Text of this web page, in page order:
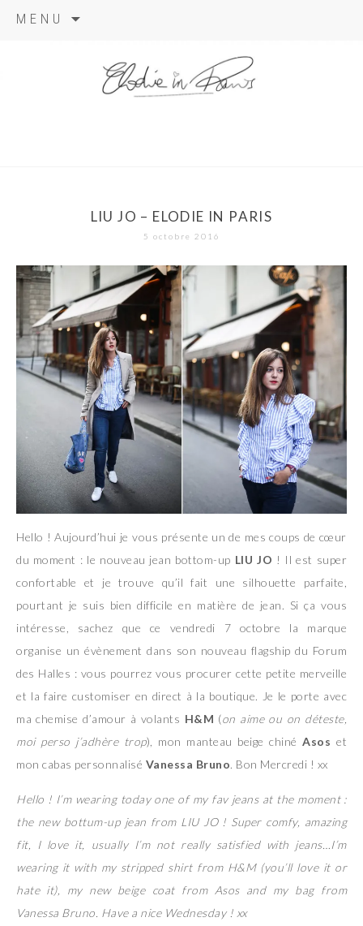
MENU
LIU JO – ELODIE IN PARIS
5 octobre 2016
Hello ! Aujourd’hui je vous présente un de mes coups de cœur
du moment : le nouveau jean bottom-up LIU JO ! Il est super
confortable et je trouve qu’il fait une silhouette parfaite,
pourtant je suis bien difficile en matière de jean. Si ça vous
intéresse, sachez que ce vendredi 7 octobre la marque
organise un évènement dans son nouveau flagship du Forum
des Halles : vous pourrez vous procurer cette petite merveille
et la faire customiser en direct à la boutique. Je le porte avec
ma chemise d’amour à volants H&M (on aime ou on déteste,
moi perso j’adhère trop), mon manteau beige chinéAsos et
mon cabas personnalisé Vanessa Bruno. Bon Mercredi ! xx
Hello ! I’m wearing today one of my fav jeans at the moment :
the new bottum-up jean from LIU JO ! Super comfy, amazing
fit, I love it, usually I’m not really satisfied with jeans…I’m
wearing it with my stripped shirt from H&M (you’ll love it or
hate it), my new beige coat from Asos and my bag from
Vanessa Bruno. Have a nice Wednesday ! xx